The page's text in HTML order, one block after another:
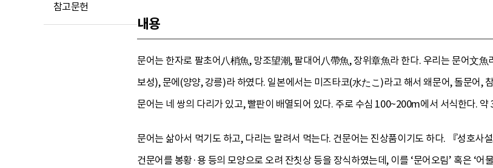
참고문헌
내용
문어는 한자로 팔초어八梢魚, 망조望潮, 팔대어八帶魚, 장위章魚라 한다. 우리는 문어文
보성), 문에(양양, 강릉)라 하였다. 일본에서는 미즈타코(水たこ)라고 해서 왜문어, 돌문
문어는 네 쌍의 다리가 있고, 빨판이 배열되어 있다. 주로 수심 100~200m에서 서식한다.
문어는 삶아서 먹기도 하고, 다리는 말려서 먹는다. 건문어는 진상품이기도 하다. 『성호
건문어를 봉황·용 등의 모양으로 오려 잔칫상 등을 장식하였는데, 이를 ‘문어오림’ 혹은 ‘어